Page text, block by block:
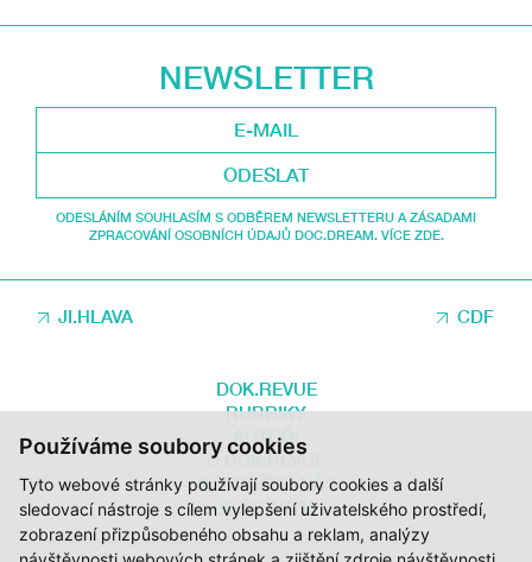
Používáme soubory cookies
Tyto webové stránky používají soubory cookies a další
sledovací nástroje s cílem vylepšení uživatelského prostředí,
zobrazení přizpůsobeného obsahu a reklam, analýzy
NEWSLETTER
ODESLAT
ODESLÁNÍM SOUHLASÍM S ODBĚREM NEWSLETTERU A ZÁSADAMI
ZPRACOVÁNÍ OSOBNÍCH ÚDAJŮ DOC.DREAM. VÍCE ZDE.
JI.HLAVA CDF
DOK.REVUE
RUBRIKY
AUTOŘI
O DOK.REVUE
PODPOŘTE NÁS
KONTAKTY